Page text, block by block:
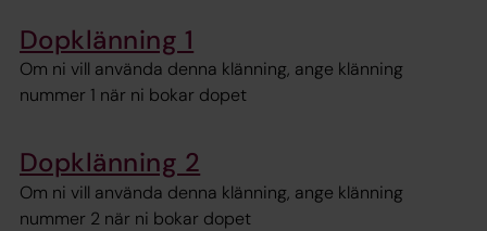
Dopklänning 1
Om ni vill använda denna klänning, ange klänning
nummer 1 när ni bokar dopet
Dopklänning 2
Om ni vill använda denna klänning, ange klänning
nummer 2 när ni bokar dopet